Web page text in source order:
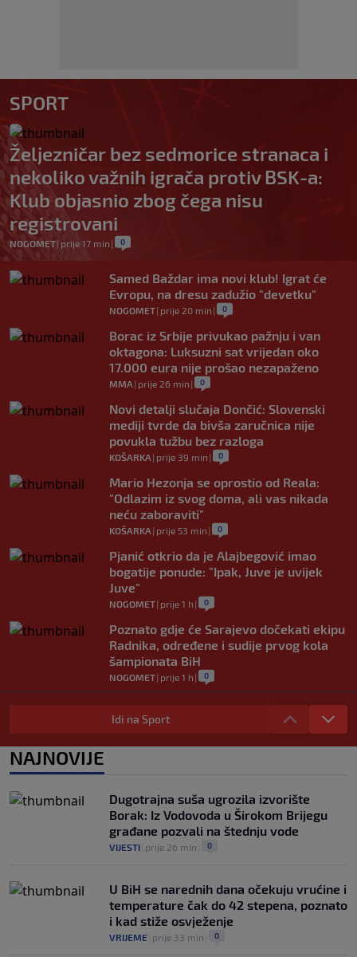
SPORT
Željezničar bez sedmorice stranaca i
nekoliko važnih igrača protiv BSK-a:
Klub objasnio zbog čega nisu
registrovani
NOGOMET| prije 17 min | 0
Samed Baždar ima novi klub! Igrat će
Evropu, na dresu zadužio "devetku"
NOGOMET| prije 20 min | 0
Borac iz Srbije privukao pažnju i van
oktagona: Luksuzni sat vrijedan oko
17.000 eura nije prošao nezapaženo
MMA | prije 26 min | 0
Novi detalji slučaja Dončić: Slovenski
mediji tvrde da bivša zaručnica nije
povukla tužbu bez razloga
KOŠARKA | prije 39 min | 0
Mario Hezonja se oprostio od Reala:
"Odlazim iz svog doma, ali vas nikada
neću zaboraviti"
KOŠARKA | prije 53 min | 0
Pjanić otkrio da je Alajbegović imao
bogatije ponude: "Ipak, Juve je uvijek
Juve"
NOGOMET| prije 1 h | 0
Poznato gdje će Sarajevo dočekati ekipu
Radnika, određene i sudije prvog kola
šampionata BiH
NOGOMET| prije 1 h | 0
Navijački neredi u Litvaniji: Torcida se
potukla u centru grada? (VIDEO)
Idi na Sport
NAJNOVIJE
Dugotrajna suša ugrozila izvorište
Borak: Iz Vodovoda u Širokom Brijegu
građane pozvali na štednju vode
VIJESTI prije 26 min 0
U BiH se narednih dana očekuju vrućine i
temperature čak do 42 stepena, poznato
i kad stiže osvježenje
VRIJEME prije 33 min 0